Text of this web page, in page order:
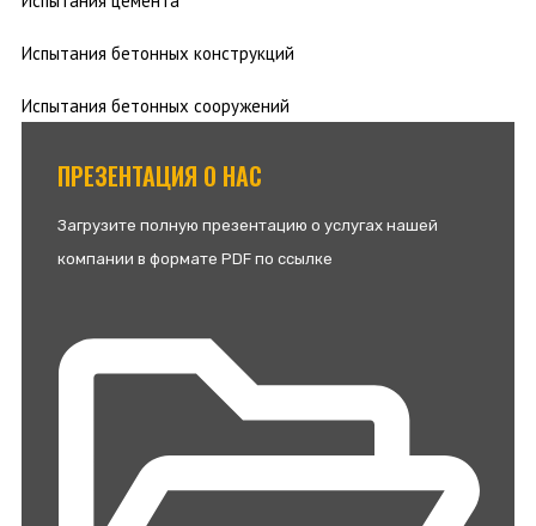
Испытания бетонных конструкций
Испытания бетонных сооружений
ПРЕЗЕНТАЦИЯ О НАС
Загрузите полную презентацию о услугах нашей
компании в формате PDF по ссылке